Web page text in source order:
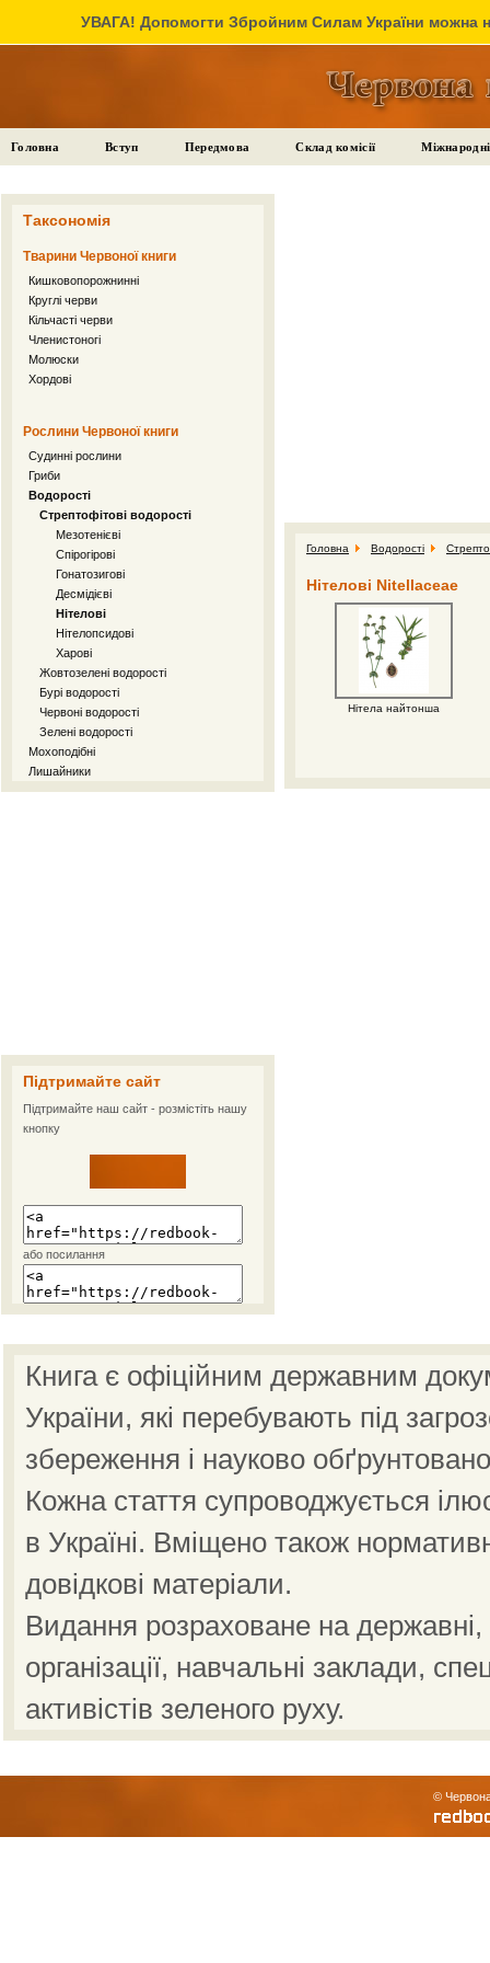
УВАГА! Допомогти Збройним Силам України можна
Головна Вступ Передмова Склад комісії
Таксономія
Тварини Червоної книги
Кишковопорожнинні
Круглі черви
Кільчасті черви
Членистоногі
Молюски
Хордові
Рослини Червоної книги
Судинні рослини
Гриби
Водорості
Стрептофітові водорості
Мезотенієві
Спірогірові
Гонатозигові
Десмідієві
Нітелові
Нітелопсидові
Харові
Жовтозелені водорості
Бурі водорості
Червоні водорості
Зелені водорості
Мохоподібні
Лишайники
Підтримайте сайт
Підтримайте наш сайт - розмістіть нашу
кнопку
або посилання
Головна Водорості
Нітелові Nitellaceae
Нітела найтонша
Книга є офіційним державним
України, які перебувають під
збереження і науково
Кожна стаття супроводжується
в Україні. Вміщено також
довідкові матеріали.
Видання розраховане на державні,
організації, навчальні заклади,
активістів зеленого руху.
©